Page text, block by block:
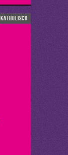
katholisch